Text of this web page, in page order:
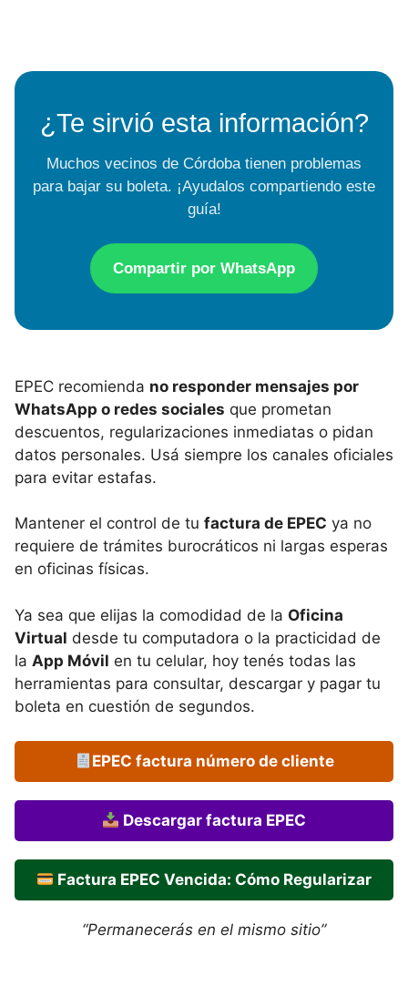
¿Te sirvió esta información?
Muchos vecinos de Córdoba tienen problemas
para bajar su boleta. ¡Ayudalos compartiendo este
guía!
Compartir por WhatsApp
EPEC recomienda no responder mensajes por
WhatsApp o redes sociales que prometan
descuentos, regularizaciones inmediatas o pidan
datos personales. Usá siempre los canales oficiales
para evitar estafas.
Mantener el control de tu factura de EPEC ya no
requiere de trámites burocráticos ni largas esperas
en oficinas físicas.
Ya sea que elijas la comodidad de la Oficina
Virtual desde tu computadora o la practicidad de
la App Móvil en tu celular, hoy tenés todas las
herramientas para consultar, descargar y pagar tu
boleta en cuestión de segundos.
EPEC factura número de cliente
Descargar factura EPEC
Factura EPEC Vencida: Cómo Regularizar
“Permanecerás en el mismo sitio”